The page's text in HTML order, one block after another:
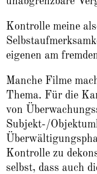
Kontrolle meine
eigenen am
Manche Filme
Thema. Für die
von
Subjekt-/
Kontrolle zu
selbst, dass auch